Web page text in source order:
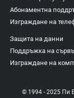
Абонаментна
Изграждане на
Защита на данни
Поддръжка на
Изграждане на
© 1994 - 2025 Пи